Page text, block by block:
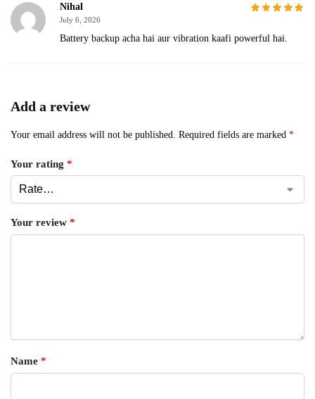
Nihal
July 6, 2026
Battery backup acha hai aur vibration kaafi powerful hai.
Add a review
Your email address will not be published. Required fields are marked *
Your rating *
Your review *
Name *